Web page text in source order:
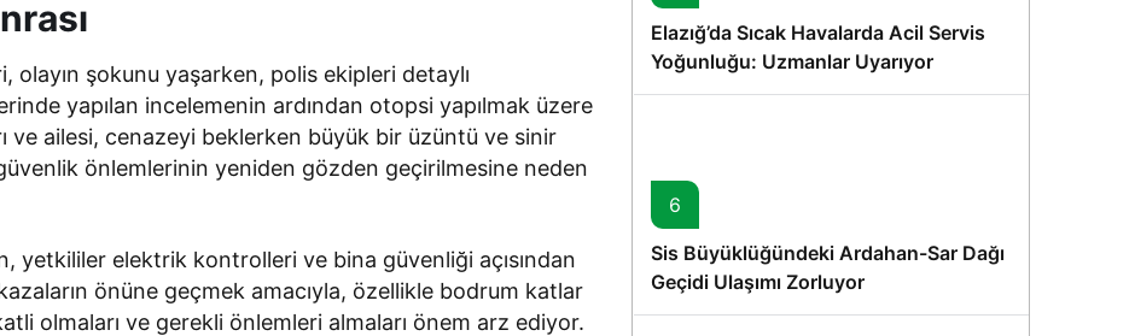
şokunu yaşarken, polis ekipleri detaylı
yapılan incelemenin ardından otopsi yapılmak üzere
ve ailesi, cenazeyi beklerken büyük bir üzüntü ve sinir
önlemlerinin yeniden gözden geçirilmesine neden
yetkililer elektrik kontrolleri ve bina güvenliği açısından
önüne geçmek amacıyla, özellikle bodrum katlar
olmaları ve gerekli önlemleri almaları önem arz ediyor.
Elazığ’da Sıcak Havalarda Acil Servis
Yoğunluğu: Uzmanlar Uyarıyor
6
Sis Büyüklüğündeki Ardahan-Sar Dağı
Geçidi Ulaşımı Zorluyor